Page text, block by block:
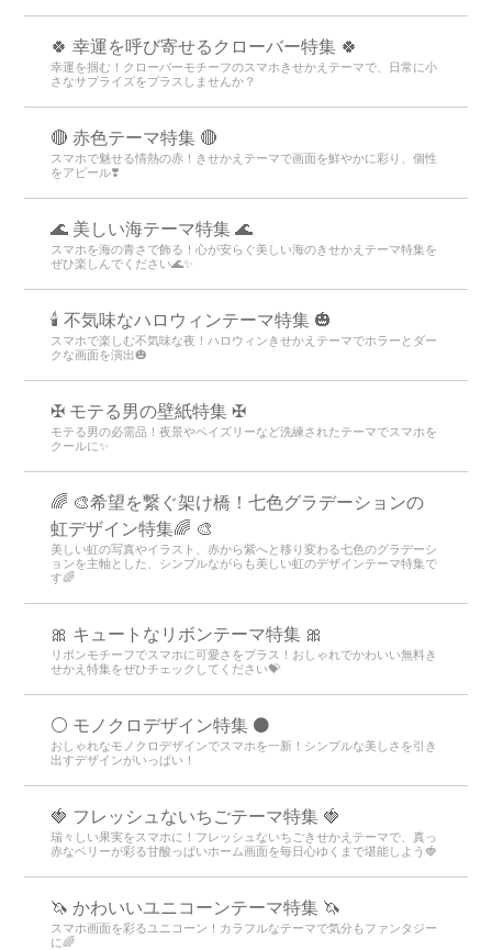
🍀 幸運を呼び寄せるクローバー特集 🍀
幸運を掴む！クローバーモチーフのスマホきせかえテーマで、日常に小
さなサプライズをプラスしませんか？
🔴 赤色テーマ特集 🔴
スマホで魅せる情熱の赤！きせかえテーマで画面を鮮やかに彩り、個性
をアピール❣️
🌊 美しい海テーマ特集 🌊
スマホを海の青さで飾る！心が安らぐ美しい海のきせかえテーマ特集を
ぜひ楽しんでください🌊✨
🕯️ 不気味なハロウィンテーマ特集 🎃
スマホで楽しむ不気味な夜！ハロウィンきせかえテーマでホラーとダー
クな画面を演出🎃
✠ モテる男の壁紙特集 ✠
モテる男の必需品！夜景やペイズリーなど洗練されたテーマでスマホを
クールに✨
🌈 🎨希望を繋ぐ架け橋！七色グラデーションの
虹デザイン特集🌈 🎨
美しい虹の写真やイラスト、赤から紫へと移り変わる七色のグラデーシ
ョンを主軸とした、シンプルながらも美しい虹のデザインテーマ特集で
す🌈
🎀 キュートなリボンテーマ特集 🎀
リボンモチーフでスマホに可愛さをプラス！おしゃれでかわいい無料き
せかえ特集をぜひチェックしてください💝
⚪️ モノクロデザイン特集 ⚫️
おしゃれなモノクロデザインでスマホを一新！シンプルな美しさを引き
出すデザインがいっぱい！
🍓 フレッシュないちごテーマ特集 🍓
瑞々しい果実をスマホに！フレッシュないちごきせかえテーマで、真っ
赤なベリーが彩る甘酸っぱいホーム画面を毎日心ゆくまで堪能しよう🍓
🦄 かわいいユニコーンテーマ特集 🦄
スマホ画面を彩るユニコーン！カラフルなテーマで気分もファンタジー
に🌈